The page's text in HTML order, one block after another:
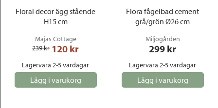
Floral decor ägg stående
H15 cm
Majas Cottage
239 kr 120 kr
Lagervara 2-5 vardagar
Lägg i varukorg
Flora fågelbad cement
grå/grön Ø26 cm
Miljögården
299 kr
Lagervara 2-5 vardagar
Lägg i varukorg